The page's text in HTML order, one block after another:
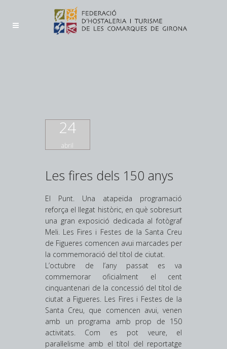
24
abril
Les fires dels 150 anys
El Punt. Una atapeïda programació
reforça el llegat històric, en què sobresurt
una gran exposició dedicada al fotògraf
Meli. Les Fires i Festes de la Santa Creu
de Figueres comencen avui marcades per
la commemoració del títol de ciutat.
L’octubre de l’any passat es va
commemorar oficialment el cent
cinquantenari de la concessió del títol de
ciutat a Figueres. Les Fires i Festes de la
Santa Creu, que comencen avui, venen
amb un programa amb prop de 150
activitats. Com es pot veure, el
paral·lelisme amb el títol del reportatge